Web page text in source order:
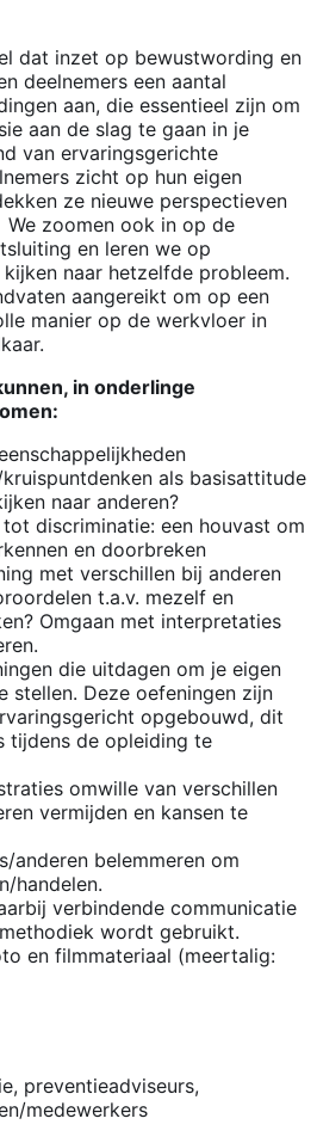
dat inzet op bewustwording en
deelnemers een aantal
aan, die essentieel zijn om
aan de slag te gaan in je
van ervaringsgerichte
zicht op hun eigen
ze nieuwe perspectieven
zoomen ook in op de
en leren we op
naar hetzelfde probleem.
aangereikt om op een
manier op de werkvloer in
in onderlinge
als basisattitude
naar anderen?
discriminatie: een houvast om
en doorbreken
met verschillen bij anderen
t.a.v. mezelf en
Omgaan met interpretaties
die uitdagen om je eigen
stellen. Deze oefeningen zijn
opgebouwd, dit
tijdens de opleiding te
omwille van verschillen
vermijden en kansen te
anderen belemmeren om
handelen.
verbindende communicatie
wordt gebruikt.
en filmmateriaal (meertalig:
preventieadviseurs,
medewerkers